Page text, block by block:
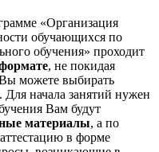
«Организация
обучающихся по
обучения» проходит
, не покидая
можете выбирать
Для начала занятий нужен
Вам будут
материалы, а по
в форме